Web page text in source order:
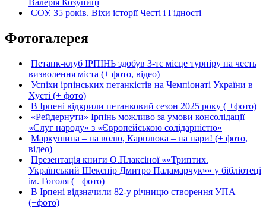
Валерія Козупиці
СОУ. 35 років. Віхи історії Честі і Гідності
Фотогалерея
Петанк-клуб ІРПІНЬ здобув 3-тє місце турніру на честь
визволення міста (+ фото, відео)
Успіхи ірпінських петанкістів на Чемпіонаті України в
Хусті (+ фото)
В Ірпені відкрили петанковий сезон 2025 року ( +фото)
«Рейдернути» Ірпінь можливо за умови консолідації
«Слуг народу» з «Європейською солідарністю»
Маркушина – на волю, Карплюка – на нари! (+ фото,
відео)
Презентація книги О.Плаксіної ««Триптих.
Український Шекспір Дмитро Паламарчук»» у бібліотеці
ім. Гоголя (+ фото)
В Ірпені відзначили 82-у річницю створення УПА
(+фото)